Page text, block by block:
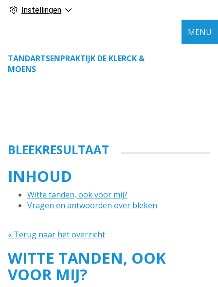
Instellingen
TANDARTSENPRAKTIJK DE KLERCK &
MOENS
MENU
BLEEKRESULTAAT
INHOUD
Witte tanden, ook voor mij?
Vragen en antwoorden over bleken
« Terug naar het overzicht
WITTE TANDEN, OOK
VOOR MIJ?